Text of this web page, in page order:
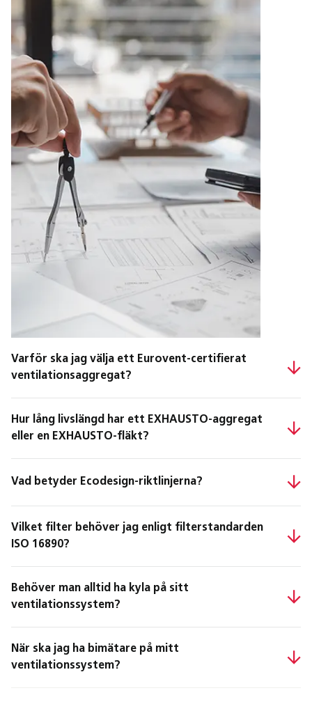
Varför ska jag välja ett Eurovent-certifierat
ventilationsaggregat?
Hur lång livslängd har ett EXHAUSTO-aggregat
eller en EXHAUSTO-fläkt?
Vad betyder Ecodesign-riktlinjerna?
Vilket filter behöver jag enligt filterstandarden
ISO 16890?
Behöver man alltid ha kyla på sitt
ventilationssystem?
När ska jag ha bimätare på mitt
ventilationssystem?